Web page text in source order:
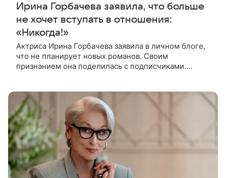
Ирина Горбачева заявила, что больше
не хочет вступать в отношения:
«Никогда!»
Актриса Ирина Горбачева заявила в личном блоге,
что не планирует новых романов. Своим
признанием она поделилась с подписчиками.